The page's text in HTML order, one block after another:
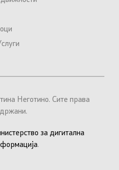
Неготино. Сите права
за дигитална
.